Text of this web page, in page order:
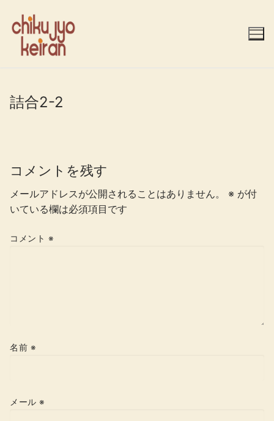
詰合2-2
コメントを残す
メールアドレスが公開されることはありません。 ※ が付
いている欄は必須項目です
コメント ※
名前 ※
メール ※